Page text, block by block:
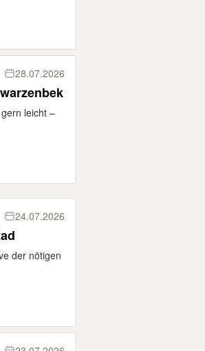
28.07.2026
leicht –
24.07.2026
der nötigen